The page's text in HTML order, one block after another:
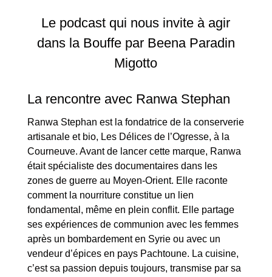
Le podcast qui nous invite à agir
dans la Bouffe par Beena Paradin
Migotto
La rencontre avec Ranwa Stephan
Ranwa Stephan est la fondatrice de la conserverie
artisanale et bio, Les Délices de l’Ogresse, à la
Courneuve. Avant de lancer cette marque, Ranwa
était spécialiste des documentaires dans les
zones de guerre au Moyen-Orient. Elle raconte
comment la nourriture constitue un lien
fondamental, même en plein conflit. Elle partage
ses expériences de communion avec les femmes
après un bombardement en Syrie ou avec un
vendeur d’épices en pays Pachtoune. La cuisine,
c’est sa passion depuis toujours, transmise par sa